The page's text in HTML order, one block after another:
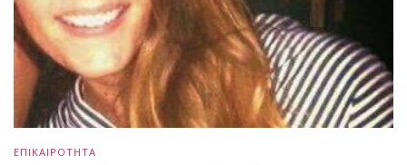
ΕΠΙΚΑΙΡΟΤΗΤΑ